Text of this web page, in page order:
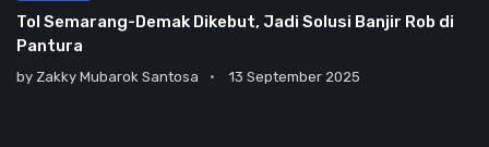
Tol Semarang-Demak Dikebut, Jadi Solusi Banjir Rob di
Pantura
by Zakky Mubarok Santosa 13 September 2025